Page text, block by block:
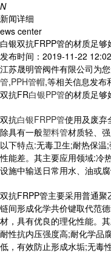
N
新闻详细
ews center
白银双抗FRPP管的材质足
发布时间：2019-11-22
江苏晟明管阀件有限公司为
管,PPH管帽,等相关信息发布
双抗FR白银PP管的材质足够
双抗白银FRPP管使用及废弃
除具有一般塑料管材质轻、
以下特点:无毒卫生;耐热保
性能差。其主要应用领域:冷
设施中输送日常用水、油
双抗FRPP管主要采用普通
链间形成化学共价键取代范
材，具有优良的理化性能。
耐性抗内压强度高;耐化学品
低，有效防止形成水垢;无毒